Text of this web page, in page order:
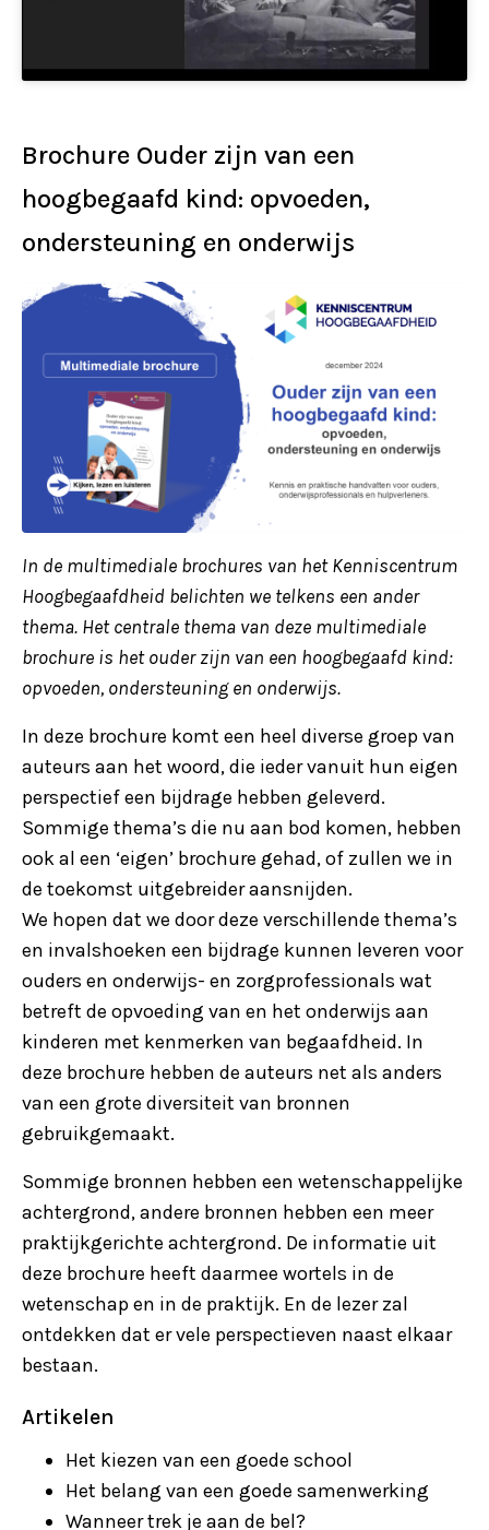
Brochure Ouder zijn van een
hoogbegaafd kind: opvoeden,
ondersteuning en onderwijs
In de multimediale brochures van het Kenniscentrum
Hoogbegaafdheid belichten we telkens een ander
thema. Het centrale thema van deze multimediale
brochure is het ouder zijn van een hoogbegaafd kind:
opvoeden, ondersteuning en onderwijs.
In deze brochure komt een heel diverse groep van
auteurs aan het woord, die ieder vanuit hun eigen
perspectief een bijdrage hebben geleverd.
Sommige thema’s die nu aan bod komen, hebben
ook al een ‘eigen’ brochure gehad, of zullen we in
de toekomst uitgebreider aansnijden.
We hopen dat we door deze verschillende thema’s
en invalshoeken een bijdrage kunnen leveren voor
ouders en onderwijs- en zorgprofessionals wat
betreft de opvoeding van en het onderwijs aan
kinderen met kenmerken van begaafdheid. In
deze brochure hebben de auteurs net als anders
van een grote diversiteit van bronnen
gebruikgemaakt.
Sommige bronnen hebben een wetenschappelijke
achtergrond, andere bronnen hebben een meer
praktijkgerichte achtergrond. De informatie uit
deze brochure heeft daarmee wortels in de
wetenschap en in de praktijk. En de lezer zal
ontdekken dat er vele perspectieven naast elkaar
bestaan.
Artikelen
Het kiezen van een goede school
Het belang van een goede samenwerking
Wanneer trek je aan de bel?